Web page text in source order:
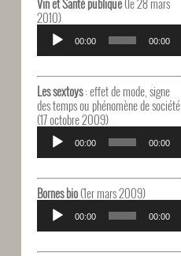
2010)
Lecteur
audio
00:00 00:00
Les sextoys: effet de mode, signe
des temps ou phénomène de société
(17 octobre 2009)
Lecteur
audio
00:00 00:00
Bornes bio(1er mars 2009)
Lecteur
audio
00:00 00:00